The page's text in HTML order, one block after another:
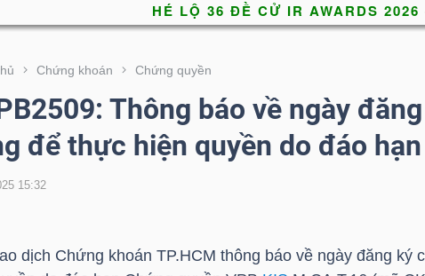
Chứng khoán Chứng quyền
Thông báo về ngày
để thực hiện quyền do đáo hạn
15:32
dịch Chứng khoán TP.HCM thông báo về ngày đăng ký